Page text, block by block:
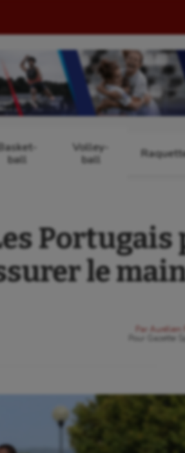
ball
Volley-
ball
le
Par
Aurélien
Gazette